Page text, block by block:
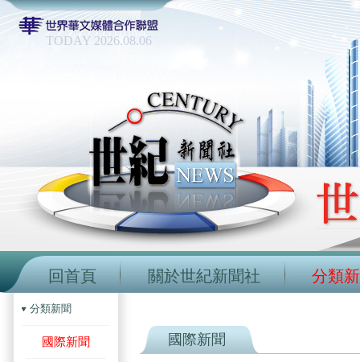
TODAY 2026.08.06
回首頁 關於世紀新聞社 分類
分類新聞
國際新聞 國際新聞